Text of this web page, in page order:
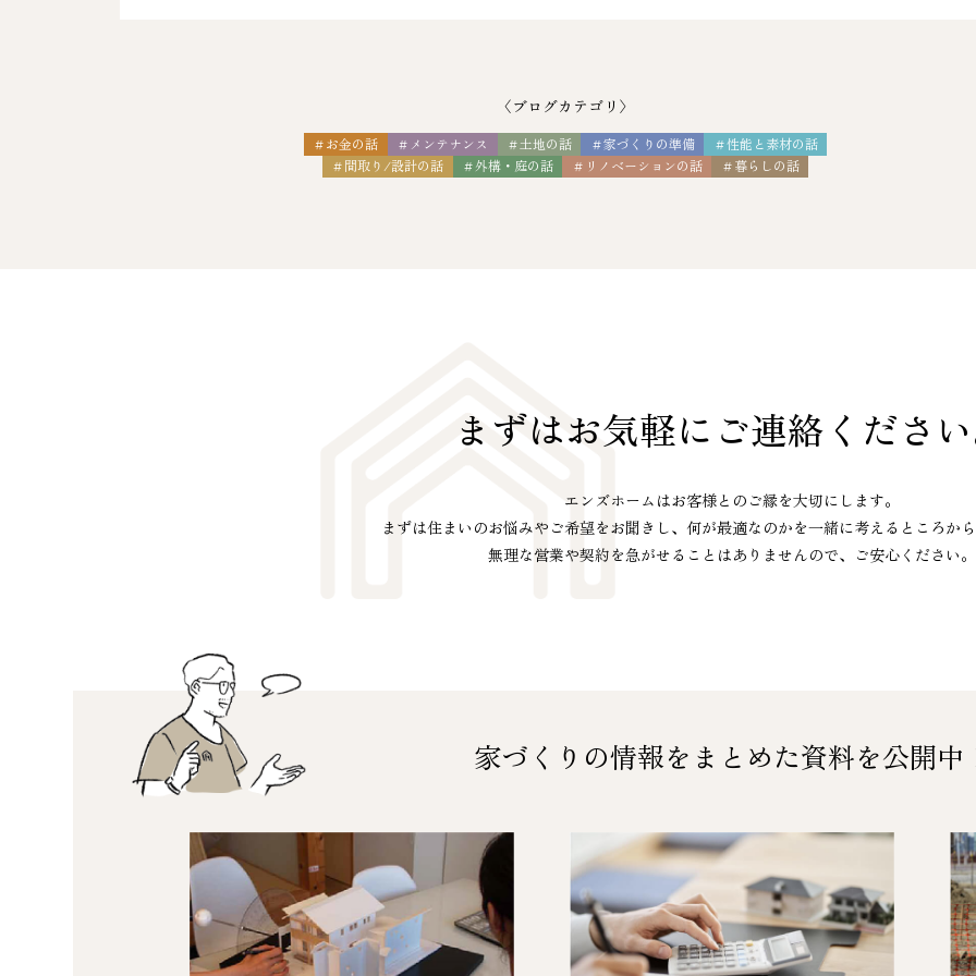
〈ブログカテゴリ〉
＃お金の話 ＃メンテナンス ＃土地の話 ＃家づくりの準備
＃性能と素材の話
＃間取り/設計の話
＃外構・庭の話 ＃リノベーションの話 ＃暮らしの話
まずはお気軽に ご連絡くださ
エンズホームはお客様とのご縁を大切にします。
まずは住まいのお悩みやご希望をお聞きし、 何が最適なのかを一緒に考えるところか
無理な営業や契約を急がせることはありませんので、ご安心ください。
家づくりの情報をまとめた資料を公開中